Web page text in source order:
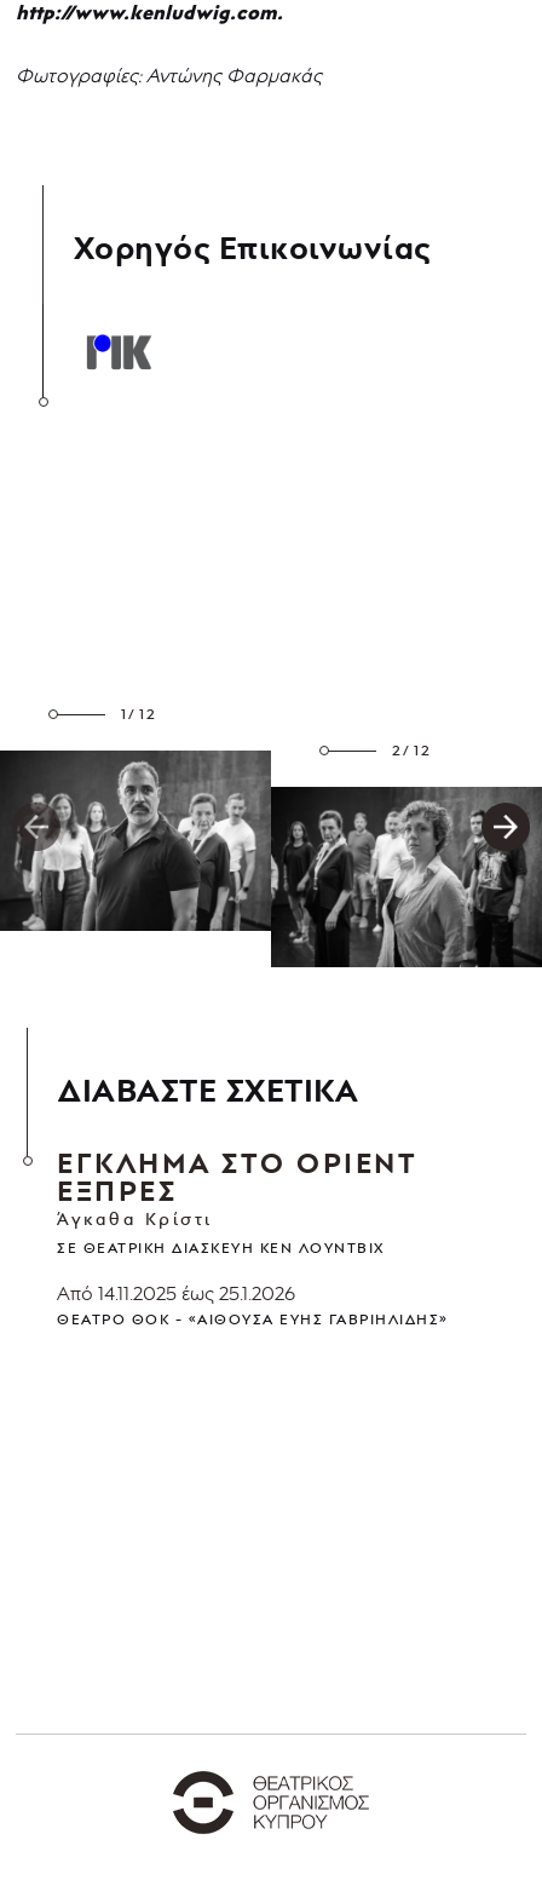
http://www.kenludwig.com.
Φωτογραφίες: Αντώνης Φαρμακάς
Χορηγός Επικοινωνίας
1/12
2/12
ΔΙΑΒΑΣΤΕ ΣΧΕΤΙΚΑ
ΕΓΚΛΗΜΑ ΣΤΟ ΟΡΙΕΝΤ
ΕΞΠΡΕΣ
Άγκαθα Κρίστι
ΣΕ ΘΕΑΤΡΙΚΉ ΔΙΑΣΚΕΥΉ ΚΕΝ ΛΟΎΝΤΒΙΧ
Από 14.11.2025 έως 25.1.2026
ΘΈΑΤΡΟ ΘΟΚ - «ΑΊΘΟΥΣΑ ΕΎΗΣ ΓΑΒΡΙΗΛΊΔΗΣ»